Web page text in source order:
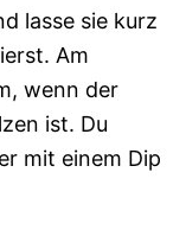
lasse sie kurz
Am
wenn der
ist. Du
mit einem Dip